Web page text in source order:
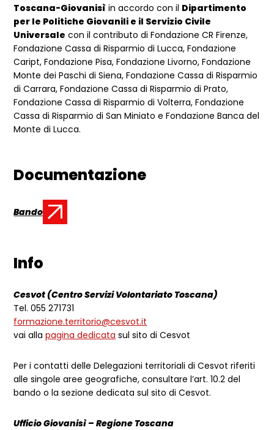
Toscana-Giovanisì in accordo con il Dipartimento
per le Politiche Giovanili e il Servizio Civile
Universale con il contributo di Fondazione CR Firenze,
Fondazione Cassa di Risparmio di Lucca, Fondazione
Caript, Fondazione Pisa, Fondazione Livorno, Fondazione
Monte dei Paschi di Siena, Fondazione Cassa di Risparmio
di Carrara, Fondazione Cassa di Risparmio di Prato,
Fondazione Cassa di Risparmio di Volterra, Fondazione
Cassa di Risparmio di San Miniato e Fondazione Banca del
Monte di Lucca.
Documentazione
Documento:
Bando
Info
Cesvot (Centro Servizi Volontariato Toscana)
Tel. 055 271731
formazione.territorio@cesvot.it
vai allapagina dedicata sul sito di Cesvot
Per i contatti delle Delegazioni territoriali di Cesvot riferiti
alle singole aree geografiche, consultare l’art. 10.2 del
bando o la sezione dedicata sul sito di Cesvot.
Ufficio Giovanisì – Regione Toscana